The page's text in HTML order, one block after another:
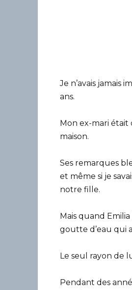
Je n’avais jamais
ans.
Mon ex-mari
maison.
Ses remarques
et même si je
notre fille.
Mais quand
goutte d’eau qui
Le seul rayon de
Pendant des